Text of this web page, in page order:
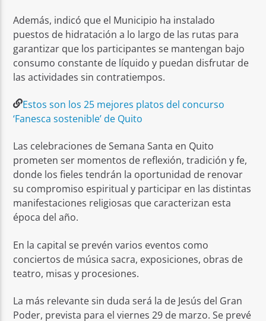
Además, indicó que el Municipio ha instalado
puestos de hidratación a lo largo de las rutas para
garantizar que los participantes se mantengan bajo
consumo constante de líquido y puedan disfrutar de
las actividades sin contratiempos.
Estos son los 25 mejores platos del concurso
‘Fanesca sostenible’ de Quito
Las celebraciones de Semana Santa en Quito
prometen ser momentos de reflexión, tradición y fe,
donde los fieles tendrán la oportunidad de renovar
su compromiso espiritual y participar en las distintas
manifestaciones religiosas que caracterizan esta
época del año.
En la capital se prevén varios eventos como
conciertos de música sacra, exposiciones, obras de
teatro, misas y procesiones.
La más relevante sin duda será la de Jesús del Gran
Poder, prevista para el viernes 29 de marzo. Se prevé